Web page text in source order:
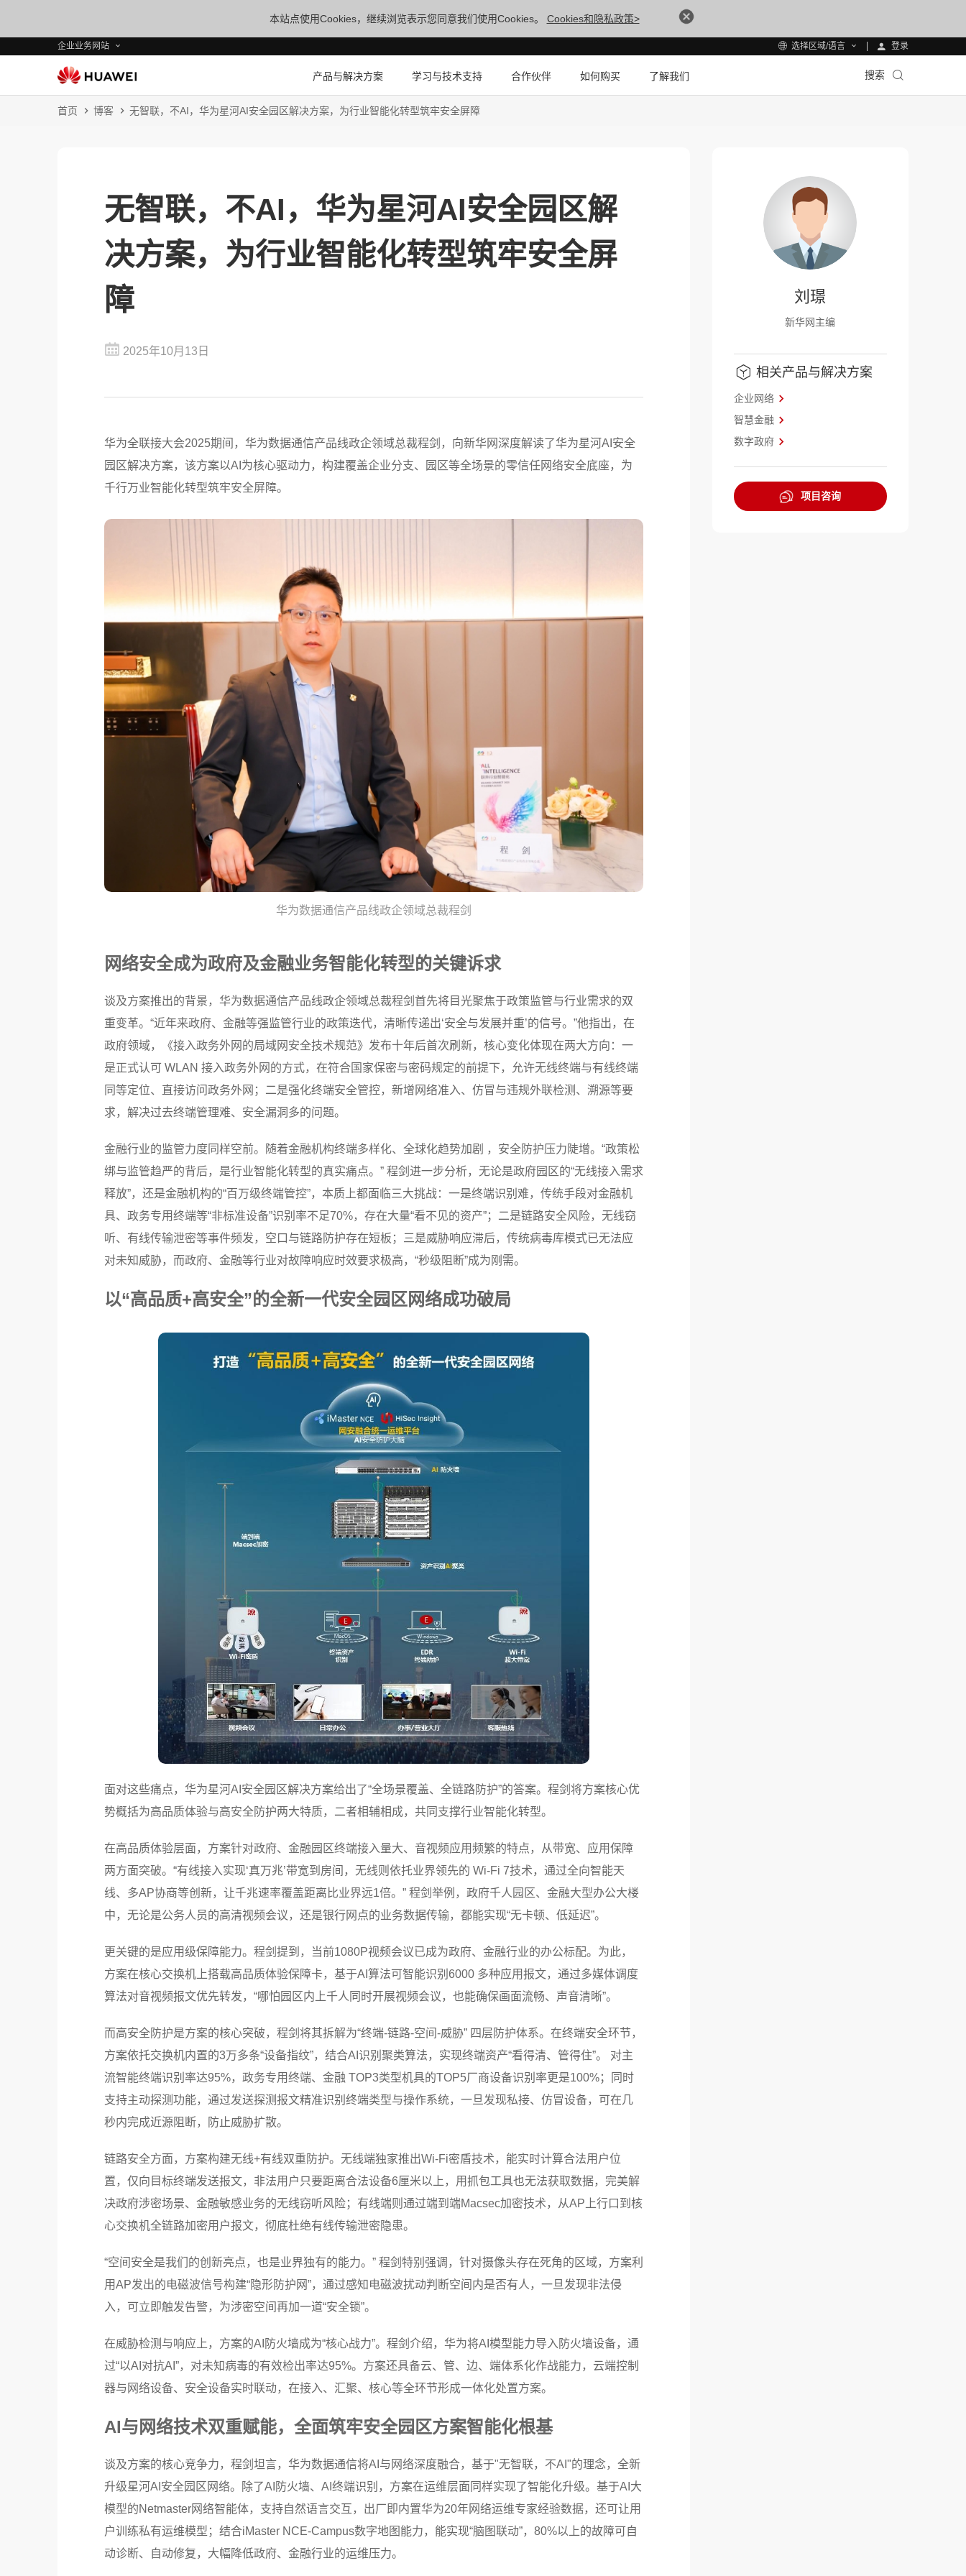
本站点使用Cookies，继续浏览表示您同意我们使用Cookies。 Cookies和隐私政策>
企业业务网站 选择区域/语言 登录
产品与解决方案 学习与技术支持 合作伙伴 如何购买 了解我们 搜索
首页 博客 无智联，不AI，华为星河AI安全园区解决方案，为行业智能化转型筑牢安全屏障
无智联，不AI，华为星河AI安全园区解
决方案，为行业智能化转型筑牢安全屏
障
2025年10月13日
华为全联接大会2025期间，华为数据通信产品线政企领域总裁程剑，向新华网深度解读了华为星河AI安全
园区解决方案，该方案以AI为核心驱动力，构建覆盖企业分支、园区等全场景的零信任网络安全底座，为
千行万业智能化转型筑牢安全屏障。
华为数据通信产品线政企领域总裁程剑
网络安全成为政府及金融业务智能化转型的关键诉求
谈及方案推出的背景，华为数据通信产品线政企领域总裁程剑首先将目光聚焦于政策监管与行业需求的双
重变革。“近年来政府、金融等强监管行业的政策迭代，清晰传递出‘安全与发展并重’的信号。”他指出，在
政府领域，《接入政务外网的局域网安全技术规范》发布十年后首次刷新，核心变化体现在两大方向：一
是正式认可 WLAN 接入政务外网的方式，在符合国家保密与密码规定的前提下，允许无线终端与有线终端
同等定位、直接访问政务外网；二是强化终端安全管控，新增网络准入、仿冒与违规外联检测、溯源等要
求，解决过去终端管理难、安全漏洞多的问题。
金融行业的监管力度同样空前。随着金融机构终端多样化、全球化趋势加剧 ，安全防护压力陡增。“政策松
绑与监管趋严的背后，是行业智能化转型的真实痛点。” 程剑进一步分析，无论是政府园区的“无线接入需求
释放”，还是金融机构的“百万级终端管控”，本质上都面临三大挑战：一是终端识别难，传统手段对金融机
具、政务专用终端等“非标准设备”识别率不足70%，存在大量“看不见的资产”；二是链路安全风险，无线窃
听、有线传输泄密等事件频发，空口与链路防护存在短板；三是威胁响应滞后，传统病毒库模式已无法应
对未知威胁，而政府、金融等行业对故障响应时效要求极高，“秒级阻断”成为刚需。
以“高品质+高安全”的全新一代安全园区网络成功破局
面对这些痛点，华为星河AI安全园区解决方案给出了“全场景覆盖、全链路防护”的答案。程剑将方案核心优
势概括为高品质体验与高安全防护两大特质，二者相辅相成，共同支撑行业智能化转型。
在高品质体验层面，方案针对政府、金融园区终端接入量大、音视频应用频繁的特点，从带宽、应用保障
两方面突破。“有线接入实现‘真万兆’带宽到房间，无线则依托业界领先的 Wi-Fi 7技术，通过全向智能天
线、多AP协商等创新，让千兆速率覆盖距离比业界远1倍。” 程剑举例，政府千人园区、金融大型办公大楼
中，无论是公务人员的高清视频会议，还是银行网点的业务数据传输，都能实现“无卡顿、低延迟”。
更关键的是应用级保障能力。程剑提到，当前1080P视频会议已成为政府、金融行业的办公标配。为此，
方案在核心交换机上搭载高品质体验保障卡，基于AI算法可智能识别6000 多种应用报文，通过多媒体调度
算法对音视频报文优先转发，“哪怕园区内上千人同时开展视频会议，也能确保画面流畅、声音清晰”。
而高安全防护是方案的核心突破，程剑将其拆解为“终端-链路-空间-威胁” 四层防护体系。在终端安全环节，
方案依托交换机内置的3万多条“设备指纹”，结合AI识别聚类算法，实现终端资产“看得清、管得住”。 对主
流智能终端识别率达95%，政务专用终端、金融 TOP3类型机具的TOP5厂商设备识别率更是100%；同时
支持主动探测功能，通过发送探测报文精准识别终端类型与操作系统，一旦发现私接、仿冒设备，可在几
秒内完成近源阻断，防止威胁扩散。
链路安全方面，方案构建无线+有线双重防护。无线端独家推出Wi-Fi密盾技术，能实时计算合法用户位
置，仅向目标终端发送报文，非法用户只要距离合法设备6厘米以上，用抓包工具也无法获取数据，完美解
决政府涉密场景、金融敏感业务的无线窃听风险；有线端则通过端到端Macsec加密技术，从AP上行口到核
心交换机全链路加密用户报文，彻底杜绝有线传输泄密隐患。
“空间安全是我们的创新亮点，也是业界独有的能力。” 程剑特别强调，针对摄像头存在死角的区域，方案利
用AP发出的电磁波信号构建“隐形防护网”，通过感知电磁波扰动判断空间内是否有人，一旦发现非法侵
入，可立即触发告警，为涉密空间再加一道“安全锁”。
在威胁检测与响应上，方案的AI防火墙成为“核心战力”。程剑介绍，华为将AI模型能力导入防火墙设备，通
过“以AI对抗AI”，对未知病毒的有效检出率达95%。方案还具备云、管、边、端体系化作战能力，云端控制
器与网络设备、安全设备实时联动，在接入、汇聚、核心等全环节形成一体化处置方案。
AI与网络技术双重赋能，全面筑牢安全园区方案智能化根基
谈及方案的核心竞争力，程剑坦言，华为数据通信将AI与网络深度融合，基于"无智联，不AI"的理念，全新
升级星河AI安全园区网络。除了AI防火墙、AI终端识别，方案在运维层面同样实现了智能化升级。基于AI大
模型的Netmaster网络智能体，支持自然语言交互，出厂即内置华为20年网络运维专家经验数据，还可让用
户训练私有运维模型；结合iMaster NCE-Campus数字地图能力，能实现“脑图联动”，80%以上的故障可自
动诊断、自动修复，大幅降低政府、金融行业的运维压力。
刘璟
新华网主编
相关产品与解决方案
企业网络
智慧金融
数字政府
项目咨询